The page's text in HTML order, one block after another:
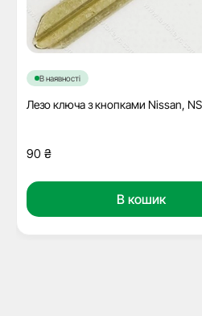
В наявності
Лезо ключа з кнопками Nissan,
90 ₴
В кошик